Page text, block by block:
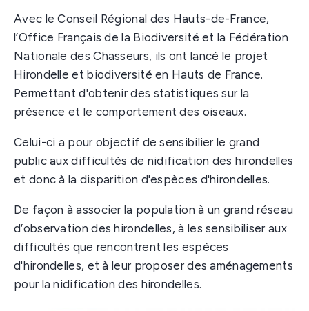
Avec le Conseil Régional des Hauts-de-France,
l’Office Français de la Biodiversité et la Fédération
Nationale des Chasseurs, ils ont lancé le projet
Hirondelle et biodiversité en Hauts de France.
Permettant d'obtenir des statistiques sur la
présence et le comportement des oiseaux.
Celui-ci a pour objectif de sensibilier le grand
public aux difficultés de nidification des hirondelles
et donc à la disparition d'espèces d'hirondelles.
De façon à associer la population à un grand réseau
d’observation des hirondelles, à les sensibiliser aux
difficultés que rencontrent les espèces
d'hirondelles, et à leur proposer des aménagements
pour la nidification des hirondelles.